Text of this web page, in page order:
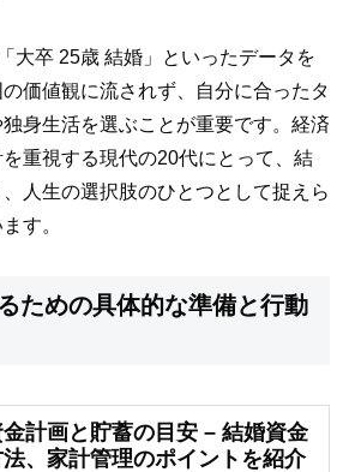
大卒 25歳 結婚」といったデータを
価値観に流されず、自分に合ったタ
身生活を選ぶことが重要です。経済
重視する現代の20代にとって、結
人生の選択肢のひとつとして捉えら
す。
ための具体的な準備と行動
計画と貯蓄の目安 – 結婚資金
、家計管理のポイントを紹介